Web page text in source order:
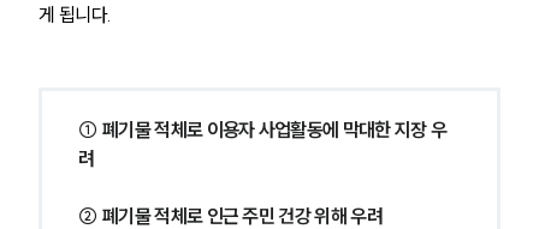
게 됩니다.
① 폐기물 적체로 이용자 사업활동에 막대한 지장 우
려
② 폐기물 적체로 인근 주민 건강 위해 우려